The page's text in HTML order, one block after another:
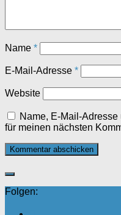
Name *
E-Mail-Adresse *
Website
Name, E-Mail-
für meinen nächsten
Folgen: